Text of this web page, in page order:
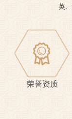
英
荣誉资质